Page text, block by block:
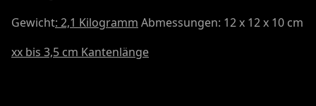
Gewicht: 2,1 Kilogramm Abmessungen: 12 x 12 x 10 cm
xx bis 3,5 cm Kantenlänge